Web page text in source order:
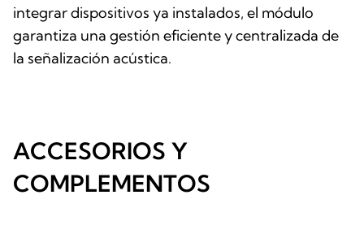
integrar dispositivos ya instalados, el módulo
garantiza una gestión eficiente y centralizada de
la señalización acústica.
ACCESORIOS Y
COMPLEMENTOS